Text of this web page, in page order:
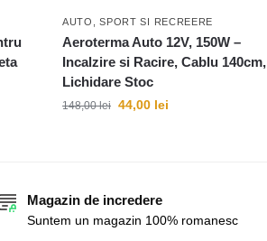
AUTO, SPORT SI RECREERE
Aeroterma Auto 12V, 150W –
Incalzire si Racire, Cablu 140cm,
Lichidare Stoc
148,00lei 44,00 lei
Magazin de incredere
Suntem un magazin 100% romanesc